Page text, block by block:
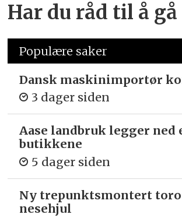
Har du råd til å
Populære saker
Dansk maskinimportør
3 dager siden
Aase landbruk legger ned
butikkene
5 dager siden
Ny trepunkts­montert
nesehjul